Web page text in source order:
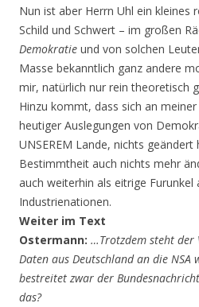
Nun ist aber Herrn Uhl ein kleines
Schild und Schwert – im großen
Demokratie und von solchen
Masse bekanntlich ganz andere
mir, natürlich nur rein theoretisch
Hinzu kommt, dass sich an
heutiger Auslegungen von
UNSEREM Lande, nichts
Bestimmtheit auch nichts mehr
auch weiterhin als eitrige
Industrienationen.
Weiter im Text
Ostermann: …Trotzdem steht der
Daten aus Deutschland an die NSA
bestreitet zwar der
das?